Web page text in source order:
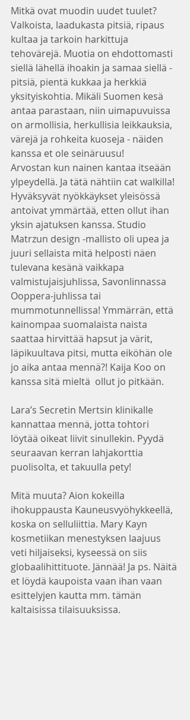
Mitkä ovat muodin uudet tuulet?
Valkoista, laadukasta pitsiä, ripaus
kultaa ja tarkoin harkittuja
tehovärejä. Muotia on ehdottomasti
siellä lähellä ihoakin ja samaa siellä -
pitsiä, pientä kukkaa ja herkkiä
yksityiskohtia. Mikäli Suomen kesä
antaa parastaan, niin uimapuvuissa
on armollisia, herkullisia leikkauksia,
värejä ja rohkeita kuoseja - näiden
kanssa et ole seinäruusu!
Arvostan kun nainen kantaa itseään
ylpeydellä. Ja tätä nähtiin cat walkilla!
Hyväksyvät nyökkäykset yleisössä
antoivat ymmärtää, etten ollut ihan
yksin ajatuksen kanssa. Studio
Matrzun design -mallisto oli upea ja
juuri sellaista mitä helposti näen
tulevana kesänä vaikkapa
valmistujaisjuhlissa, Savonlinnassa
Ooppera-juhlissa tai
mummotunnellissa! Ymmärrän, että
kainompaa suomalaista naista
saattaa hirvittää hapsut ja värit,
läpikuultava pitsi, mutta eiköhän ole
jo aika antaa mennä?! Kaija Koo on
kanssa sitä mieltä  ollut jo pitkään.
Lara’s Secretin Mertsin klinikalle
kannattaa mennä, jotta tohtori
löytää oikeat liivit sinullekin. Pyydä
seuraavan kerran lahjakorttia
puolisolta, et takuulla pety!
Mitä muuta? Aion kokeilla
ihokuppausta Kauneusvyöhykkeellä,
koska on selluliittia. Mary Kayn
kosmetiikan menestyksen laajuus
veti hiljaiseksi, kyseessä on siis
globaalihittituote. Jännää! Ja ps. Näitä
et löydä kaupoista vaan ihan vaan
esittelyjen kautta mm. tämän
kaltaisissa tilaisuuksissa.